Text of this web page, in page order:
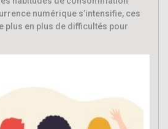
numérique s’intensifie, ces
plus en plus de difficultés pour